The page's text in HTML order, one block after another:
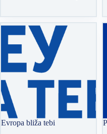
Evropa bliža tebi